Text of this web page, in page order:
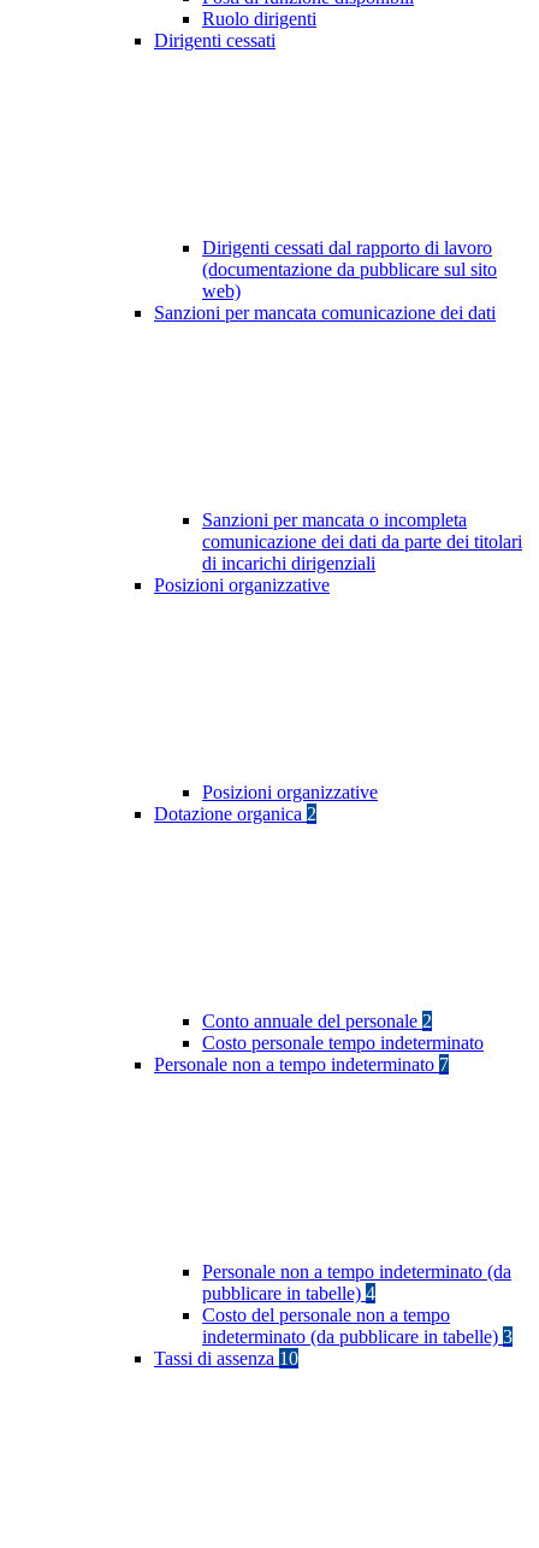
Ruolo dirigenti
Dirigenti cessati
Dirigenti cessati dal rapporto di lavoro
(documentazione da pubblicare sul sito
web)
Sanzioni per mancata comunicazione dei dati
Sanzioni per mancata o incompleta
comunicazione dei dati da parte dei titolari
di incarichi dirigenziali
Posizioni organizzative
Posizioni organizzative
Dotazione organica 2
Conto annuale del personale 2
Costo personale tempo indeterminato
Personale non a tempo indeterminato 7
Personale non a tempo indeterminato (da
pubblicare in tabelle) 4
Costo del personale non a tempo
indeterminato (da pubblicare in tabelle) 3
Tassi di assenza 10